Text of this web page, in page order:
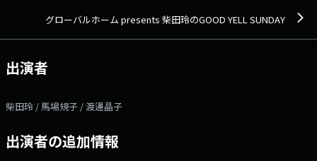
チ」 Xアカウントは「@FMAICHI」
グローバルホーム presents 柴田玲のGOOD YELL SUNDAY
出演者
柴田玲 / 馬場規子 / 渡邊晶子
出演者の追加情報